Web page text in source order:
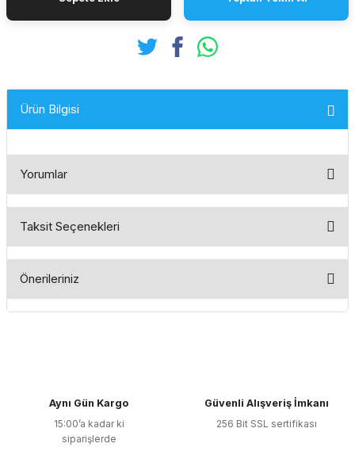
Ürün Bilgisi
Yorumlar
Taksit Seçenekleri
Önerileriniz
Ürün resmi kalitesiz, bozuk veya görüntülenemiyor.
Ürün açıklamasında eksik bilgiler bulunuyor.
Ürün bilgilerinde hatalar bulunuyor.
Aynı Gün Kargo
15:00’a kadar ki
siparişlerde
Güvenli Alışveriş İmkanı
256 Bit SSL sertifikası